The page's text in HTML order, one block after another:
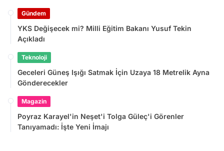
Gündem
YKS Değişecek mi? Milli Eğitim Bakanı Yusuf Tekin
Açıkladı
Teknoloji
Geceleri Güneş Işığı Satmak İçin Uzaya 18 Metrelik Ayna
Gönderecekler
Magazin
Poyraz Karayel'in Neşet'i Tolga Güleç'i Görenler
Tanıyamadı: İşte Yeni İmajı